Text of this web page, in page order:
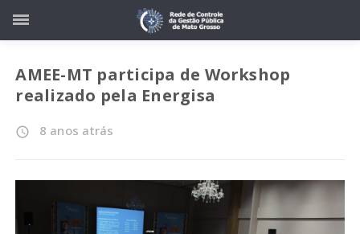
AMEE-MT participa de Workshop
realizado pela Energisa
access_time 8 anos atrás